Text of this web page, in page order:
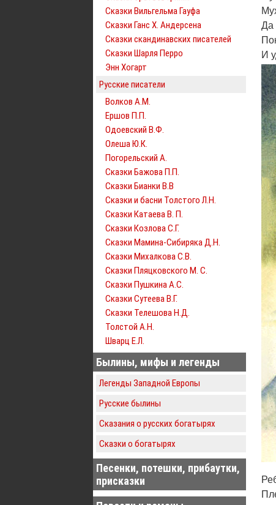
Сказки Вильгельма Гауфа
Сказки Ганс Х. Андерсена
Сказки скандинавских писателей
Сказки Шарля Перро
Энн Хогарт
Русские писатели
Волков А.М.
Ершов П.П.
Одоевский В.Ф.
Олеша Ю.К.
Погорельский А.
Сказки Бажова П.П.
Сказки Бианки В.В
Сказки и басни Толстого Л.Н.
Сказки Катаева В. П.
Сказки Козлова С.Г.
Сказки Мамина-Сибиряка Д.Н.
Сказки Михалкова С.В.
Сказки Пляцковского М. С.
Сказки Пушкина А.С.
Сказки Сутеева В.Г.
Сказки Телешова Н.Д.
Толстой А.Н.
Шварц Е.Л.
Былины, мифы и легенды
Легенды Западной Европы
Русские былины
Сказания о русских богатырях
Сказки о богатырях
Песенки, потешки, прибаутки,
присказки
Да
И